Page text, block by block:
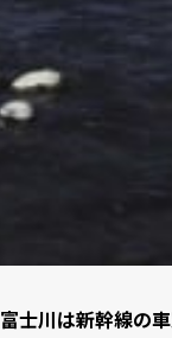
富士川は新幹線の